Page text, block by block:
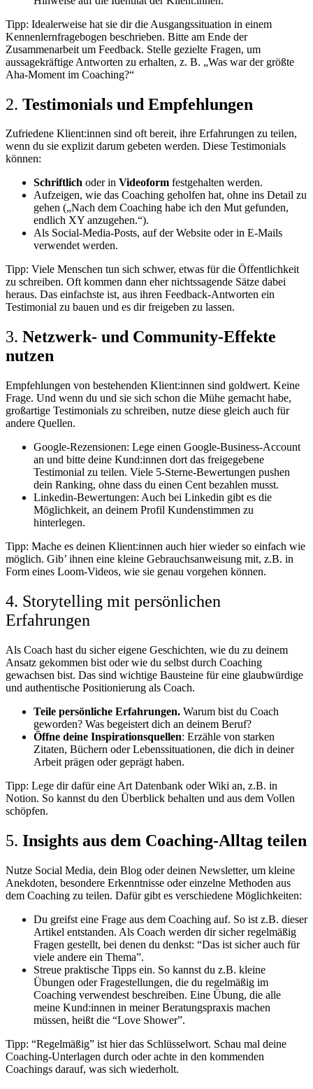
Tipp: Idealerweise hat sie dir die Ausgangssituation in einem
Kennenlernfragebogen beschrieben. Bitte am Ende der
Zusammenarbeit um Feedback. Stelle gezielte Fragen, um
aussagekräftige Antworten zu erhalten, z. B. „Was war der größte
Aha-Moment im Coaching?“
2. Testimonials und Empfehlungen
Zufriedene Klient:innen sind oft bereit, ihre Erfahrungen zu teilen,
wenn du sie explizit darum gebeten werden. Diese Testimonials
können:
Schriftlich oder in Videoform festgehalten werden.
Aufzeigen, wie das Coaching geholfen hat, ohne ins Detail zu
gehen („Nach dem Coaching habe ich den Mut gefunden,
endlich XY anzugehen.“).
Als Social-Media-Posts, auf der Website oder in E-Mails
verwendet werden.
Tipp: Viele Menschen tun sich schwer, etwas für die Öffentlichkeit
zu schreiben. Oft kommen dann eher nichtssagende Sätze dabei
heraus. Das einfachste ist, aus ihren Feedback-Antworten ein
Testimonial zu bauen und es dir freigeben zu lassen.
3. Netzwerk- und Community-Effekte
nutzen
Empfehlungen von bestehenden Klient:innen sind goldwert. Keine
Frage. Und wenn du und sie sich schon die Mühe gemacht habe,
großartige Testimonials zu schreiben, nutze diese gleich auch für
andere Quellen.
Google-Rezensionen: Lege einen Google-Business-Account
an und bitte deine Kund:innen dort das freigegebene
Testimonial zu teilen. Viele 5-Sterne-Bewertungen pushen
dein Ranking, ohne dass du einen Cent bezahlen musst.
Linkedin-Bewertungen: Auch bei Linkedin gibt es die
Möglichkeit, an deinem Profil Kundenstimmen zu
hinterlegen.
Tipp: Mache es deinen Klient:innen auch hier wieder so einfach wie
möglich. Gib’ ihnen eine kleine Gebrauchsanweisung mit, z.B. in
Form eines Loom-Videos, wie sie genau vorgehen können.
4. Storytelling mit persönlichen
Erfahrungen
Als Coach hast du sicher eigene Geschichten, wie du zu deinem
Ansatz gekommen bist oder wie du selbst durch Coaching
gewachsen bist. Das sind wichtige Bausteine für eine glaubwürdige
und authentische Positionierung als Coach.
Teile persönliche Erfahrungen. Warum bist du Coach
geworden? Was begeistert dich an deinem Beruf?
Öffne deine Inspirationsquellen: Erzähle von starken
Zitaten, Büchern oder Lebenssituationen, die dich in deiner
Arbeit prägen oder geprägt haben.
Tipp: Lege dir dafür eine Art Datenbank oder Wiki an, z.B. in
Notion. So kannst du den Überblick behalten und aus dem Vollen
schöpfen.
5. Insights aus dem Coaching-Alltag teilen
Nutze Social Media, dein Blog oder deinen Newsletter, um kleine
Anekdoten, besondere Erkenntnisse oder einzelne Methoden aus
dem Coaching zu teilen. Dafür gibt es verschiedene Möglichkeiten:
Du greifst eine Frage aus dem Coaching auf. So ist z.B. dieser
Artikel entstanden. Als Coach werden dir sicher regelmäßig
Fragen gestellt, bei denen du denkst: “Das ist sicher auch für
viele andere ein Thema”.
Streue praktische Tipps ein. So kannst du z.B. kleine
Übungen oder Fragestellungen, die du regelmäßig im
Coaching verwendest beschreiben. Eine Übung, die alle
meine Kund:innen in meiner Beratungspraxis machen
müssen, heißt die “Love Shower”.
Tipp: “Regelmäßig” ist hier das Schlüsselwort. Schau mal deine
Coaching-Unterlagen durch oder achte in den kommenden
Coachings darauf, was sich wiederholt.